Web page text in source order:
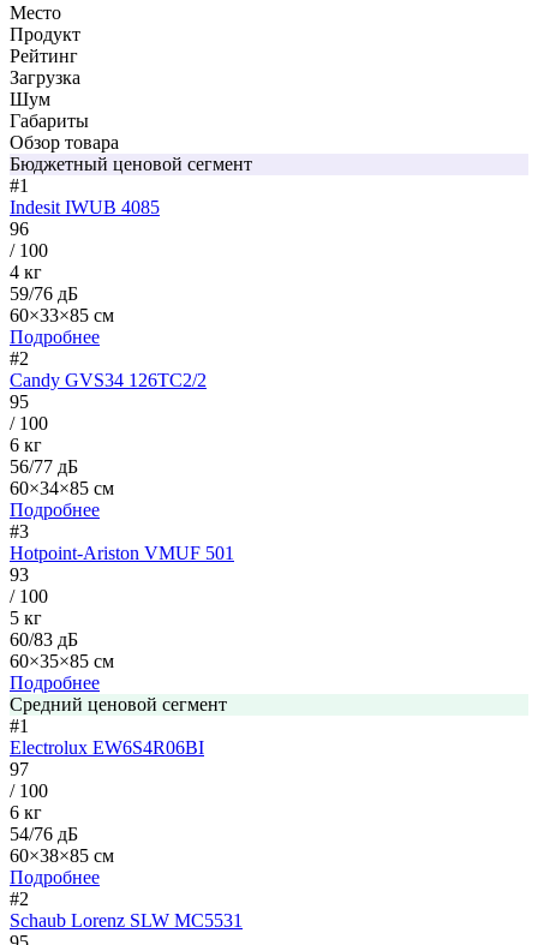
Место
Продукт
Рейтинг
Загрузка
Шум
Габариты
Обзор товара
Бюджетный ценовой сегмент
#1
Indesit IWUB 4085
96
/ 100
4 кг
59/76 дБ
60×33×85 см
Подробнее
#2
Candy GVS34 126TC2/2
95
/ 100
6 кг
56/77 дБ
60×34×85 см
Подробнее
#3
Hotpoint-Ariston VMUF 501
93
/ 100
5 кг
60/83 дБ
60×35×85 см
Подробнее
Средний ценовой сегмент
#1
Electrolux EW6S4R06BI
97
/ 100
6 кг
54/76 дБ
60×38×85 см
Подробнее
#2
Schaub Lorenz SLW MC5531